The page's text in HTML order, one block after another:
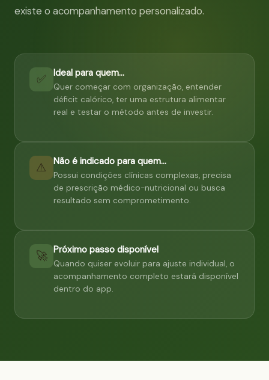
existe o acompanhamento personalizado.
✅ Ideal para quem…
Quer começar com organização, entender
déficit calórico, ter uma estrutura alimentar
real e testar o método antes de investir.
⚠️ Não é indicado para quem…
Possui condições clínicas complexas, precisa
de prescrição médico-nutricional ou busca
resultado sem comprometimento.
🚀 Próximo passo disponível
Quando quiser evoluir para ajuste individual, o
acompanhamento completo estará disponível
dentro do app.